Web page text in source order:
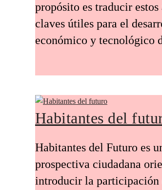
propósito es traducir estos
claves útiles para el
económico y tecnológico
Habitantes del
Habitantes del Futuro es
prospectiva ciudadana
introducir la participación